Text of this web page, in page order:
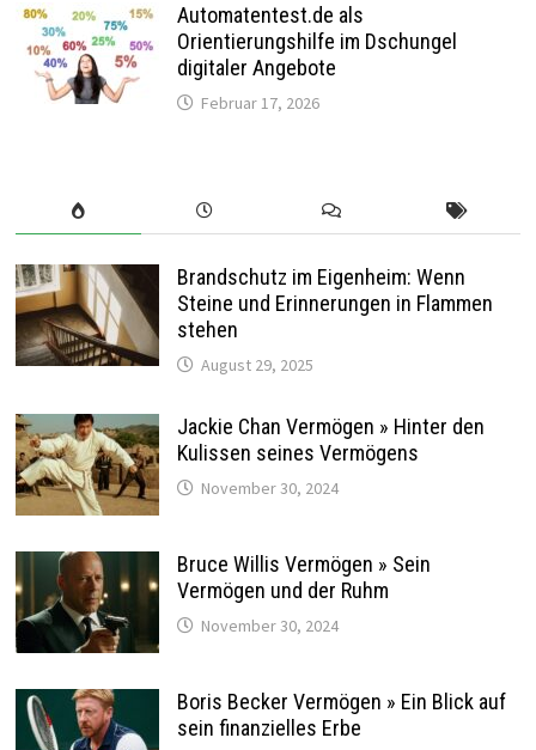
Automatentest.de als
Orientierungshilfe im Dschungel
digitaler Angebote
Februar 17, 2026
Brandschutz im Eigenheim: Wenn
Steine und Erinnerungen in Flammen
stehen
August 29, 2025
Jackie Chan Vermögen » Hinter den
Kulissen seines Vermögens
November 30, 2024
Bruce Willis Vermögen » Sein
Vermögen und der Ruhm
November 30, 2024
Boris Becker Vermögen » Ein Blick auf
sein finanzielles Erbe